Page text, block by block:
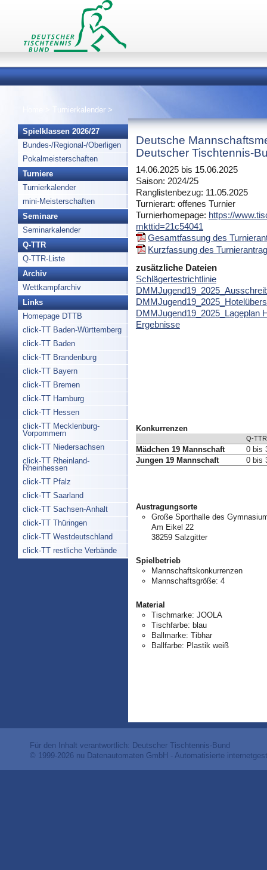
Turnierkalender >
Spielklassen 2026/27
Bundes-/Regional-/Oberligen
Pokalmeisterschaften
Turniere
Turnierkalender
mini-Meisterschaften
Seminare
Seminarkalender
Q-TTR
Q-TTR-Liste
Archiv
Wettkampfarchiv
Links
Homepage DTTB
click-TT Baden-Württemberg
click-TT Baden
click-TT Brandenburg
click-TT Bayern
click-TT Bremen
click-TT Hamburg
click-TT Hessen
click-TT Mecklenburg-
Vorpommern
click-TT Niedersachsen
click-TT Rheinland-
Rheinhessen
click-TT Pfalz
click-TT Saarland
click-TT Sachsen-Anhalt
click-TT Thüringen
click-TT Westdeutschland
click-TT restliche Verbände
Deutsche
Deutscher Tischtennis-
14.06.2025 bis 15.06.2025
Saison: 2024/25
Ranglistenbezug: 11.05.2025
Turnierart: offenes Turnier
Turnierhomepage: https://
mkttid=21c54041
Gesamtfassung des
Kurzfassung des
zusätzliche Dateien
Schlägertestrichtlinie
DMMJugend19_2025_Lageplan
Ergebnisse
Konkurrenzen
Q-TTR
Mädchen 19 Mannschaft
0 bis
Jungen 19 Mannschaft
0 bis
Austragungsorte
Große Sporthalle des
Am Eikel 22
38259 Salzgitter
Spielbetrieb
Mannschaftskonkurrenzen
Mannschaftsgröße: 4
Material
Tischmarke: JOOLA
Tischfarbe: blau
Ballmarke: Tibhar
Ballfarbe: Plastik weiß
Für den Inhalt verantwortlich: Deutscher Tischtennis-Bund
© 1999-2026 nu Datenautomaten GmbH - Automatisierte